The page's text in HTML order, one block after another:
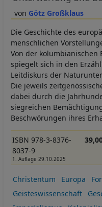
Götz Großklaus
Die Geschichte des
menschlichen
Von der kolumbianischen
spiegelt sich in den
Leitdiskurs der
Die jeweils
dabei durch die
siegreichen
Beschwörungen ihres
ISBN 978-3-8376-
8037-9
1. Auflage 29.10.2025
Christentum Europa
Geisteswissenschaft